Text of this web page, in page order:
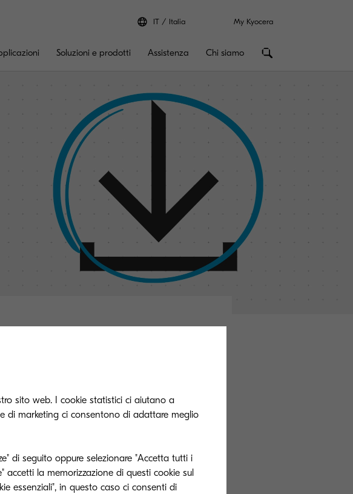
IT Italia My Kyocera
Soluzioni e prodotti Assistenza Chi siamo
Printing, perché è la
con lepossibilità di
stampato e
dalla tecnologia inkjet:
sito web. I cookie statistici ci aiutano a
di marketing ci consentono di adattare meglio
di seguito oppure selezionare "Accetta tutti i
la memorizzazione di questi cookie sul
essenziali", in questo caso ci consenti di